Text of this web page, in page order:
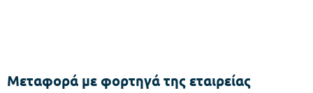
Μεταφορά με φορτηγά της εταιρείας